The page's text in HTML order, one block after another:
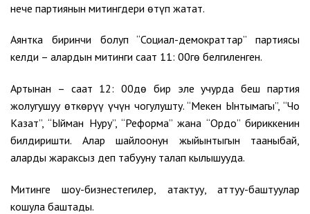
нече партиянын митингдери өтүп жатат.
Аянтка биринчи болуп “Социал-демократтар” партиясы
келди – алардын митинги саат 11: 00гө белгиленген.
Артынан – саат 12: 00дө бир эле учурда беш партия
жолугушуу өткөрүү үчүн чогулушту. “Мекен Ынтымагы”, “Чоң
Казат”, “Ыйман Нуру”, “Реформа” жана “Ордо” бириккенин
билдиришти. Алар шайлоонун жыйынтыгын тааныбай,
аларды жараксыз деп табууну талап кылышууда.
Митинге шоу-бизнестегилер, атактуу, аттуу-баштуулар
кошула баштады.